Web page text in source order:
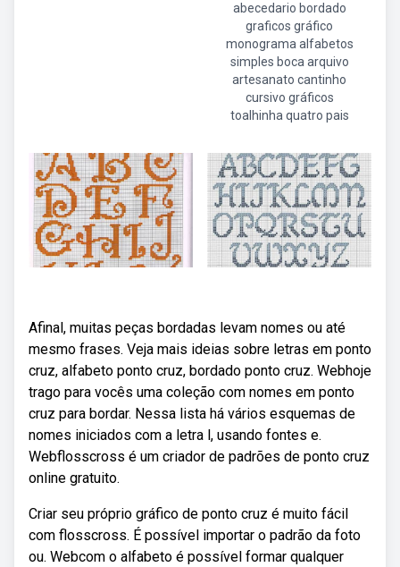
abecedario bordado
graficos gráfico
monograma alfabetos
simples boca arquivo
artesanato cantinho
cursivo gráficos
toalhinha quatro pais
Afinal, muitas peças bordadas levam nomes ou até
mesmo frases. Veja mais ideias sobre letras em ponto
cruz, alfabeto ponto cruz, bordado ponto cruz. Webhoje
trago para vocês uma coleção com nomes em ponto
cruz para bordar. Nessa lista há vários esquemas de
nomes iniciados com a letra l, usando fontes e.
Webflosscross é um criador de padrões de ponto cruz
online gratuito.
Criar seu próprio gráfico de ponto cruz é muito fácil
com flosscross. É possível importar o padrão da foto
ou. Webcom o alfabeto é possível formar qualquer